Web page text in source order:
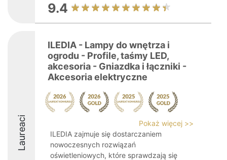
9.4
Laureaci
ILEDIA - Lampy do wnętrza i
ogrodu - Profile, taśmy LED,
akcesoria - Gniazdka i łączniki -
Akcesoria elektryczne
Pokaż więcej >>
ILEDIA zajmuje się dostarczaniem
nowoczesnych rozwiązań
oświetleniowych, które sprawdzają się